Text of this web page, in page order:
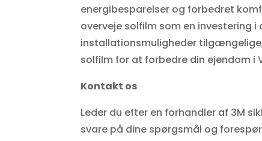
energibesparelser og forbedret
overveje solfilm som en investering
installationsmuligheder
solfilm for at forbedre din ejendom i
Kontakt os
Leder du efter en forhandler af 3M
svare på dine spørgsmål og